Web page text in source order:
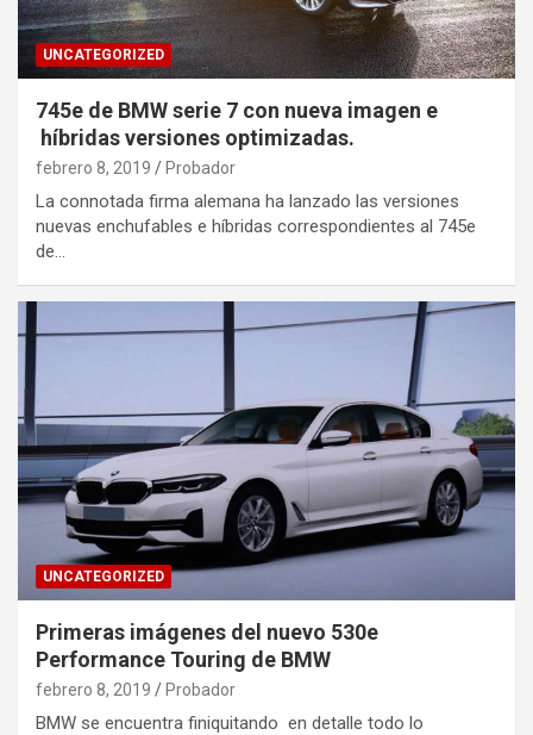
UNCATEGORIZED
745e de BMW serie 7 con nueva imagen e
híbridas versiones optimizadas.
febrero 8, 2019 Probador
La connotada firma alemana ha lanzado las versiones
nuevas enchufables e híbridas correspondientes al 745e
de…
UNCATEGORIZED
Primeras imágenes del nuevo 530e
Performance Touring de BMW
febrero 8, 2019 Probador
BMW se encuentra finiquitando en detalle todo lo